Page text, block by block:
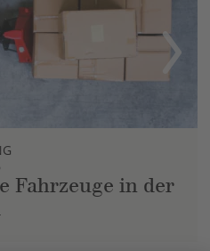
Fahrzeuge in der
Next